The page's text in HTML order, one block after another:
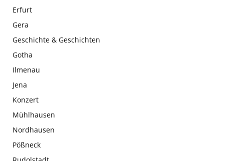
Erfurt
Gera
Geschichte & Geschichten
Gotha
Ilmenau
Jena
Konzert
Mühlhausen
Nordhausen
Pößneck